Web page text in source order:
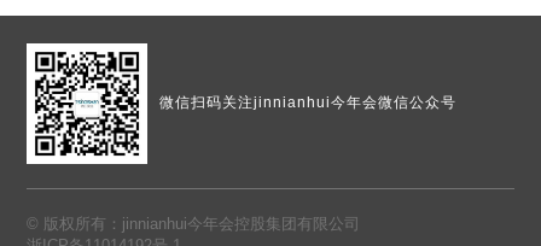
微信扫码关注jinnianhui今年会微信公众号
© 版权所有：jinnianhui今年会控股集团有限公司